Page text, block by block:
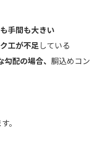
手間も大きい
工が不足している
配の場合、 胴込めコン
。